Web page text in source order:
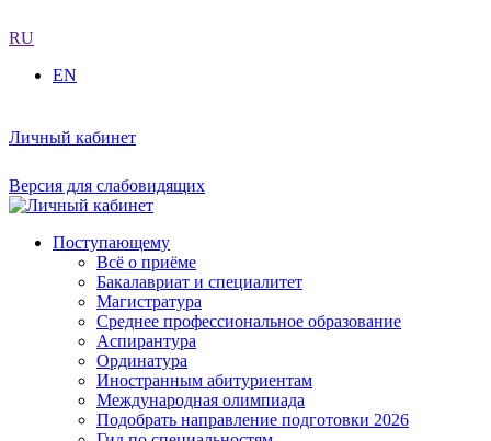
RU
EN
Личный кабинет
Версия для слабовидящих
Поступающему
Всё о приёме
Бакалавриат и специалитет
Магистратура
Среднее профессиональное образование
Аспирантура
Ординатура
Иностранным абитуриентам
Международная олимпиада
Подобрать направление подготовки 2026